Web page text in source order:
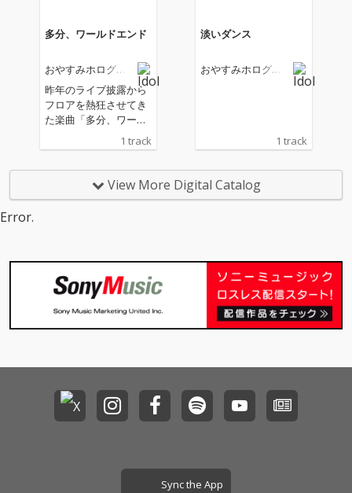
た面が伺える。
多分、ワールドエンド
おやすみホログラ
昨年のライブ披露から
フロアを熱狂させてき
た楽曲「多分、ワール
リース。 オガワ、カナ
ューアンセム。
1 track
淡いダンス
おやすみホログラ
1 track
View More Digital Catalog
Error.
Sync the App